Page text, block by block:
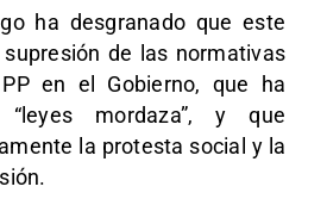
ha desgranado que este
de las normativas
en el Gobierno, que ha
mordaza”, y que
la protesta social y la